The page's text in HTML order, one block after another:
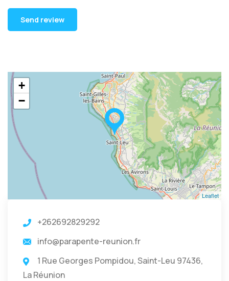
+
−
Leaflet
+262692829292
info@parapente-reunion.fr
1 Rue Georges Pompidou, Saint-Leu 97436,
La Réunion